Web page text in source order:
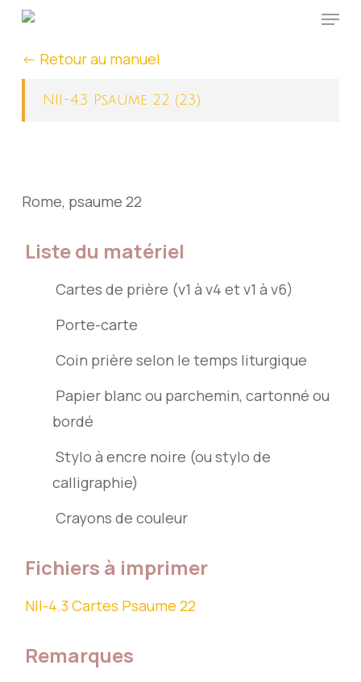
Skip
main
content
Menu
<- Retour au manuel
NII-4.3 Psaume 22 (23)
Rome, psaume 22
Liste du matériel
Cartes de prière (v1 à v4 et v1 à v6)
Porte-carte
Coin prière selon le temps liturgique
Papier blanc ou parchemin, cartonné ou
bordé
Stylo à encre noire (ou stylo de
calligraphie)
Crayons de couleur
Fichiers à imprimer
NII-4.3 Cartes Psaume 22
Remarques